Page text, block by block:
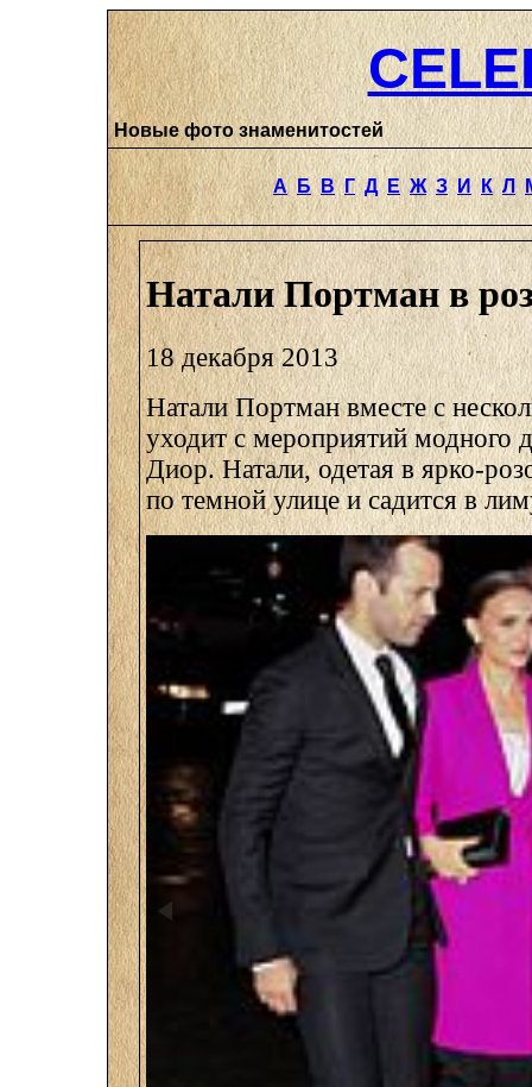
Новые фото знаменитостей
А Б В Г Д Е Ж З И К Л
Натали Портман в
18 декабря 2013
Натали Портман вместе с
уходит с мероприятий модного
Диор. Натали, одетая в ярко-
по темной улице и садится в